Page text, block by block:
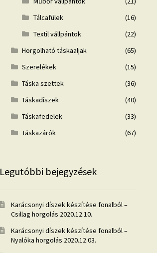
Tálcafülek
(16)
Textil vállpántok
(22)
Horgolható táskaaljak
(65)
Szerelékek
(15)
Táska szettek
(36)
Táskadíszek
(40)
Táskafedelek
(33)
Táskazárók
(67)
Legutóbbi bejegyzések
Karácsonyi díszek készítése fonalból –
Csillag horgolás 2020.12.10.
Karácsonyi díszek készítése fonalból –
Nyalóka horgolás 2020.12.03.